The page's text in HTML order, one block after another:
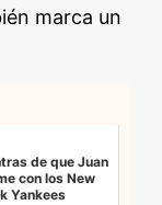
marca un
de que Juan
con los New
Yankees